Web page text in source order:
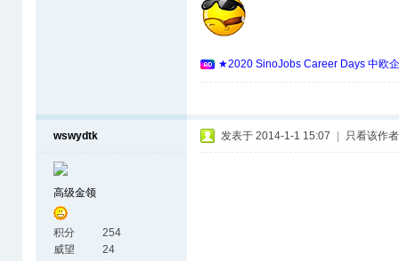
★2020 SinoJobs Career Days 中欧
wswydtk
高级金领
积分
254
威望
24
发表于 2014-1-1 15:07 只看该作者